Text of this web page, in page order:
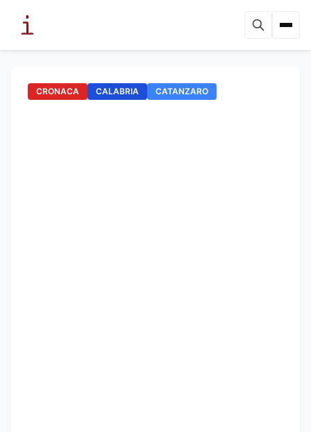
CRONACA CALABRIA CATANZARO